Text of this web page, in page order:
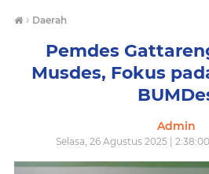
› Daerah
Pemdes
Musdes, Fokus
Admin
Selasa, 26 Agustus 2025 |